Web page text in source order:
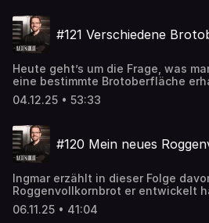
Mischung also.
#121 Verschiedene
Heute geht’s um die Frage, was
eine bestimmte Brotoberfläche
glatt sein oder lieber rustikal
oder eher einen Crunch haben?
Ingmar los ist und warum das
wird. Für alle, die direkt beim
04.12.25 • 53:33
#120 Mein neues
Ingmar erzählt in dieser Folge
Roggenvollkornbrot er entwickelt
fasziniert und warum sich
freuen. Außerdem geht es
06.11.25 • 41:04